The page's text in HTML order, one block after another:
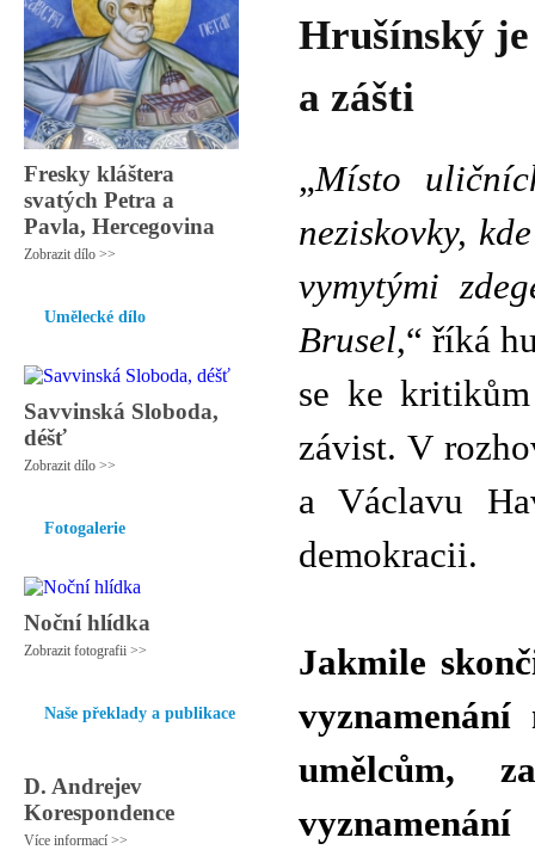
Fresky kláštera
svatých Petra a
Pavla, Hercegovina
Zobrazit dílo >>
Umělecké dílo
Savvinská Sloboda,
déšť
Zobrazit dílo >>
Fotogalerie
Noční hlídka
Zobrazit fotografii >>
Naše překlady a publikace
D. Andrejev
Korespondence
Více informací >>
Hrušínský
a zášti
„Místo
neziskovky,
vymytými
Brusel,“ říká
se ke
závist. V
a Václavu
demokracii.
Jakmile
umělcům,